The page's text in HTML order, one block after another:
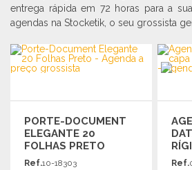
entrega rápida em 72 horas para a
agendas na Stocketik, o seu grossista
PORTE-DOCUMENT
ELEGANTE 20
FOLHAS PRETO
Ref.10-18303 Ref.